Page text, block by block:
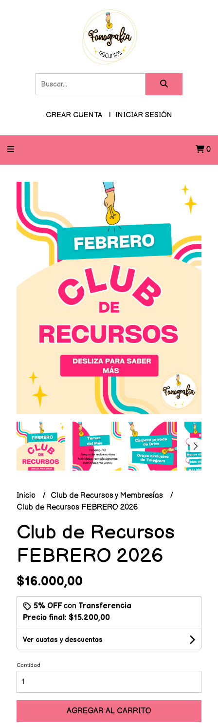
CREAR CUENTA INICIAR SESIÓN
0
Inicio
Club de Recursos y Membresías
Club de Recursos FEBRERO 2026
Club de Recursos
FEBRERO 2026
$16.000,00
5% OFFcon Transferencia
Precio final: $15.200,00
Ver cuotas y descuentos
Cantidad
AGREGAR AL CARRITO